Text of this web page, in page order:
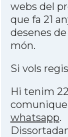
webs del
que fa 21
desenes
món.
Si vols
Hi tenim
whatsapp.